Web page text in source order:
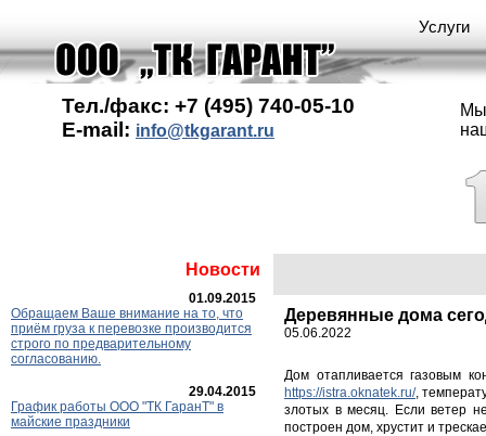
Услуги
Тел./факс: +7 (495) 740-05-10
E-mail: info@tkgarant.ru
Мы
Новости
01.09.2015
Обращаем Ваше внимание на то, что
приём груза к перевозке производится
строго по предварительному
согласованию.
29.04.2015
График работы ООО "ТК ГаранT" в
майские праздники
Деревянные дома
05.06.2022
Дом отапливается газовым
https://istra.oknatek.ru/,
злотых в месяц. Если ветер
построен дом, хрустит и